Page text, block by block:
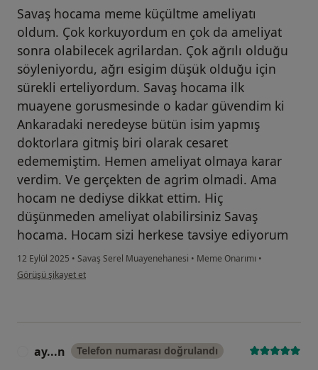
Savaş hocama meme küçültme ameliyatı
oldum. Çok korkuyordum en çok da ameliyat
sonra olabilecek agrilardan. Çok ağrılı olduğu
söyleniyordu, ağrı esigim düşük olduğu için
sürekli erteliyordum. Savaş hocama ilk
muayene gorusmesinde o kadar güvendim ki
Ankaradaki neredeyse bütün isim yapmış
doktorlara gitmiş biri olarak cesaret
edememiştim. Hemen ameliyat olmaya karar
verdim. Ve gerçekten de agrim olmadi. Ama
hocam ne dediyse dikkat ettim. Hiç
düşünmeden ameliyat olabilirsiniz Savaş
hocama. Hocam sizi herkese tavsiye ediyorum
12 Eylül 2025 • Savaş Serel Muayenehanesi • Meme Onarımı •
kullanıcının görüşüne göre c....y
Görüşü şikayet et
ay...n Telefon numarası doğrulandı